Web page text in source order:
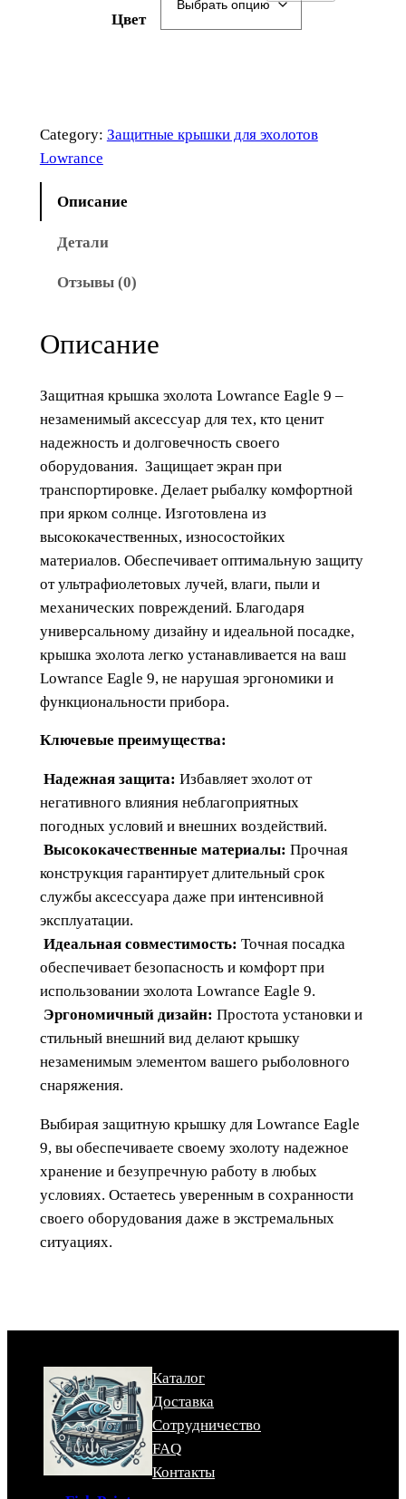
Цвет
о
л
с
n
c
e
E
a
g
e
9
Category: Защитные крышки для эхолотов
Lowrance
Описание
Детали
Отзывы (0)
Описание
Защитная крышка эхолота Lowrance Eagle 9 –
незаменимый аксессуар для тех, кто ценит
надежность и долговечность своего
оборудования. Защищает экран при
транспортировке. Делает рыбалку комфортной
при ярком солнце. Изготовлена из
высококачественных, износостойких
материалов. Обеспечивает оптимальную защиту
от ультрафиолетовых лучей, влаги, пыли и
механических повреждений. Благодаря
универсальному дизайну и идеальной посадке,
крышка эхолота легко устанавливается на ваш
Lowrance Eagle 9, не нарушая эргономики и
функциональности прибора.
Ключевые преимущества:
Надежная защита: Избавляет эхолот от
негативного влияния неблагоприятных
погодных условий и внешних воздействий.
Высококачественные материалы: Прочная
конструкция гарантирует длительный срок
службы аксессуара даже при интенсивной
эксплуатации.
Идеальная совместимость: Точная посадка
обеспечивает безопасность и комфорт при
использовании эхолота Lowrance Eagle 9.
Эргономичный дизайн: Простота установки и
стильный внешний вид делают крышку
незаменимым элементом вашего рыболовного
снаряжения.
Выбирая защитную крышку для Lowrance Eagle
9, вы обеспечиваете своему эхолоту надежное
хранение и безупречную работу в любых
условиях. Остаетесь уверенным в сохранности
своего оборудования даже в экстремальных
ситуациях.
Каталог
Доставка
Сотрудничество
FAQ
Контакты